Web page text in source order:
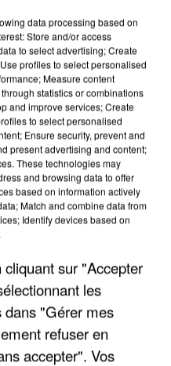
EMPORTÉE PAR UNE
SAVOIE
data processing based on
Store and/or access
to select advertising; Create
profiles to select personalised
Measure content
statistics or combinations
and improve services; Create
to select personalised
Ensure security, prevent and
present advertising and content;
These technologies may
and browsing data to offer
based on information actively
Match and combine data from
Identify devices based on
sur "Accepter
les
dans "Gérer mes
refuser en
accepter". Vos